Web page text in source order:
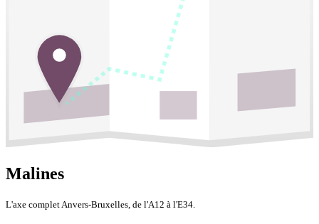
Malines
L'axe complet Anvers-Bruxelles, de l'A12 à l'E34.